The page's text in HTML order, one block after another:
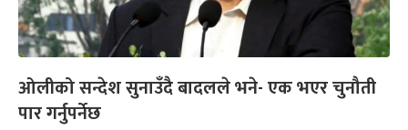
ओलीको सन्देश सुनाउँदै बादलले भने- एक भएर चुनौती
पार गर्नुपर्नेछ